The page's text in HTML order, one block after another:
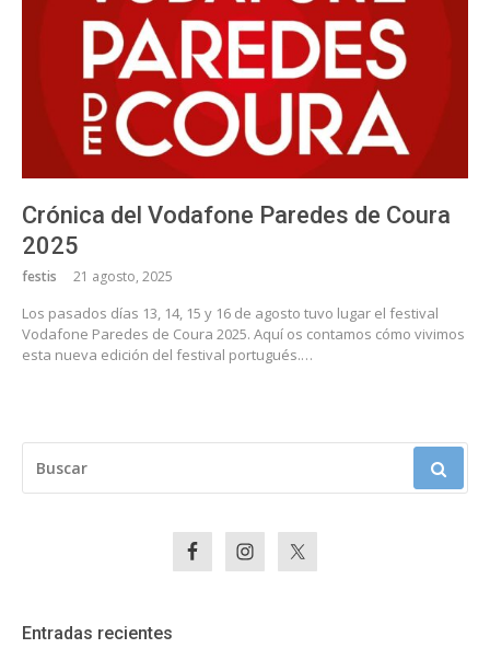
Crónica del Vodafone Paredes de Coura
2025
festis 21 agosto, 2025
Los pasados días 13, 14, 15 y 16 de agosto tuvo lugar el festival
Vodafone Paredes de Coura 2025. Aquí os contamos cómo vivimos
esta nueva edición del festival portugués.…
Entradas recientes